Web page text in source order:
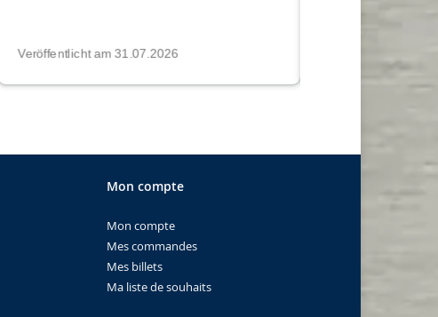
Mon compte
Mon compte
Mes commandes
Mes billets
Ma liste de souhaits